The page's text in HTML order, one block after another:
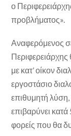
ο
προβλήματος».
Αναφερόμενος
με κατ’ οίκον
εργοστάσιο
επιθυμητή
επιβαρύνει
φορείς που θα